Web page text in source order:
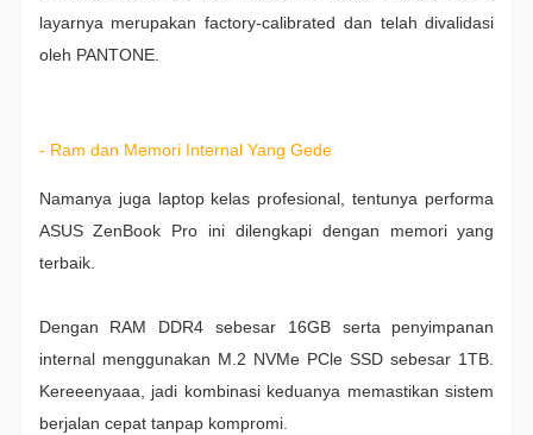
layarnya merupakan factory-calibrated dan telah divalidasi
oleh PANTONE.
- Ram dan Memori Internal Yang Gede
Namanya juga laptop kelas profesional, tentunya performa
ASUS ZenBook Pro ini dilengkapi dengan memori yang
terbaik.
Dengan RAM DDR4 sebesar 16GB serta penyimpanan
internal menggunakan M.2 NVMe PCle SSD sebesar 1TB.
Kereeenyaaa, jadi kombinasi keduanya memastikan sistem
berjalan cepat tanpap kompromi.